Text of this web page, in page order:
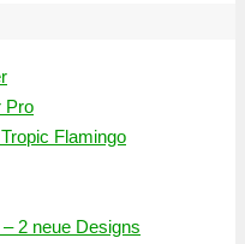
Pro
Flamingo
2 neue Designs